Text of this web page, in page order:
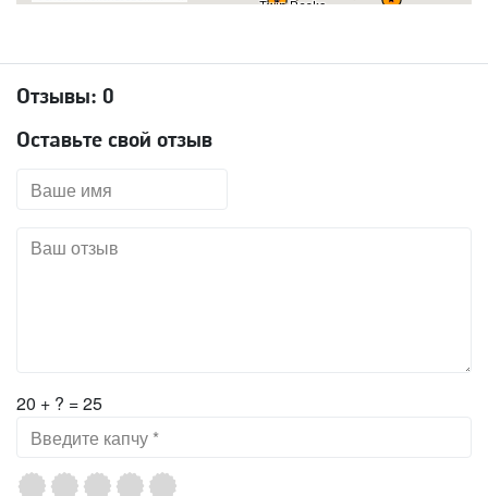
Отзывы: 0
Оставьте свой отзыв
20 + ? = 25